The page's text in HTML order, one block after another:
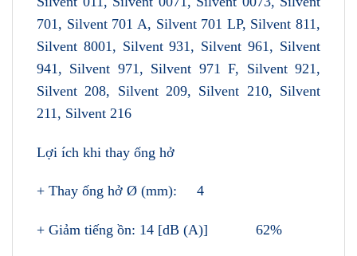
701, Silvent 701 A, Silvent 701 LP, Silvent 811,
Silvent 8001, Silvent 931, Silvent 961, Silvent
941, Silvent 971, Silvent 971 F, Silvent 921,
Silvent 208, Silvent 209, Silvent 210, Silvent
211, Silvent 216
Lợi ích khi thay ống hở
+ Thay ống hở Ø (mm): 4
+ Giảm tiếng ồn: 14 [dB (A)] 62%